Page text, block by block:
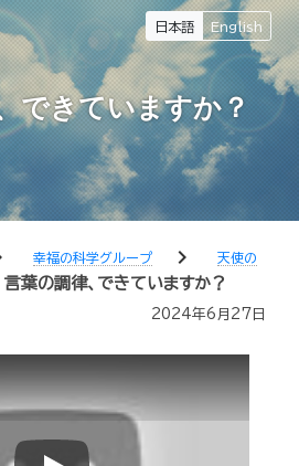
日本語 English
できていますか？
幸福の科学グループ chevron_right
天使の
言葉の調律、できていますか？
2024年6月27日